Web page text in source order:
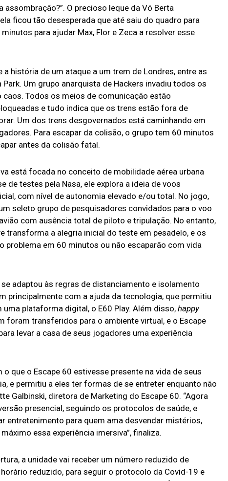
assombração?”. O precioso leque da Vó Berta
ficou tão desesperada que até saiu do quadro para
para ajudar Max, Flor e Zeca a resolver esse
a história de um ataque a um trem de Londres, entre as
Um grupo anarquista de Hackers invadiu todos os
Todos os meios de comunicação estão
e tudo indica que os trens estão fora de
Um dos trens desgovernados está caminhando em
Para escapar da colisão, o grupo tem 60 minutos
antes da colisão fatal.
está focada no conceito de mobilidade aérea urbana
de testes pela Nasa, ele explora a ideia de voos
com nível de autonomia elevado e/ou total. No jogo,
seleto grupo de pesquisadores convidados para o voo
com ausência total de piloto e tripulação. No entanto,
transforma a alegria inicial do teste em pesadelo, e os
problema em 60 minutos ou não escaparão com vida
adaptou às regras de distanciamento e isolamento
principalmente com a ajuda da tecnologia, que permitiu
plataforma digital, o E60 Play. Além disso,happy
foram transferidos para o ambiente virtual, e o Escape
levar a casa de seus jogadores uma experiência
que o Escape 60 estivesse presente na vida de seus
e permitiu a eles ter formas de se entreter enquanto não
Galbinski, diretora de Marketing do Escape 60. “Agora
presencial, seguindo os protocolos de saúde, e
entretenimento para quem ama desvendar mistérios,
essa experiência imersiva”, finaliza.
a unidade vai receber um número reduzido de
reduzido, para seguir o protocolo da Covid-19 e